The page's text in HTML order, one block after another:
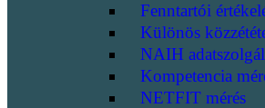
Fenntartói
Különös
NAIH
Kompetencia
NETFIT mérés